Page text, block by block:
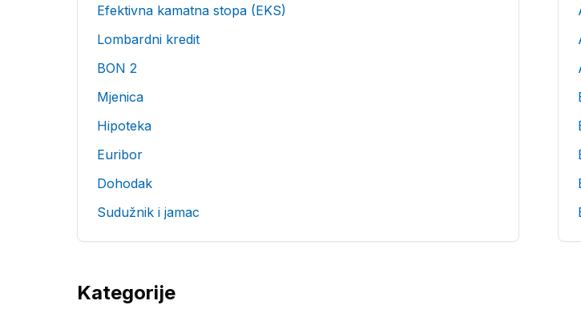
Efektivna kamatna stopa (EKS)
Lombardni kredit
BON 2
Mjenica
Hipoteka
Euribor
Dohodak
Sudužnik i jamac
Kategorije